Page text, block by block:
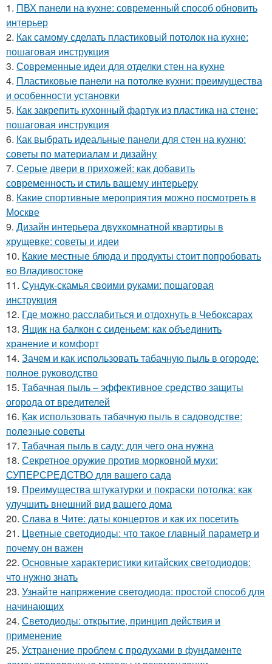
1. ПВХ панели на кухне: современный способ обновить
интерьер
2. Как самому сделать пластиковый потолок на кухне:
пошаговая инструкция
3. Современные идеи для отделки стен на кухне
4. Пластиковые панели на потолке кухни: преимущества
и особенности установки
5. Как закрепить кухонный фартук из пластика на стене:
пошаговая инструкция
6. Как выбрать идеальные панели для стен на кухню:
советы по материалам и дизайну
7. Серые двери в прихожей: как добавить
современность и стиль вашему интерьеру
8. Какие спортивные мероприятия можно посмотреть в
Москве
9. Дизайн интерьера двухкомнатной квартиры в
хрущевке: советы и идеи
10. Какие местные блюда и продукты стоит попробовать
во Владивостоке
11. Сундук-скамья своими руками: пошаговая
инструкция
12. Где можно расслабиться и отдохнуть в Чебоксарах
13. Ящик на балкон с сиденьем: как объединить
хранение и комфорт
14. Зачем и как использовать табачную пыль в огороде:
полное руководство
15. Табачная пыль – эффективное средство защиты
огорода от вредителей
16. Как использовать табачную пыль в садоводстве:
полезные советы
17. Табачная пыль в саду: для чего она нужна
18. Секретное оружие против морковной мухи:
СУПЕРСРЕДСТВО для вашего сада
19. Преимущества штукатурки и покраски потолка: как
улучшить внешний вид вашего дома
20. Слава в Чите: даты концертов и как их посетить
21. Цветные светодиоды: что такое главный параметр и
почему он важен
22. Основные характеристики китайских светодиодов:
что нужно знать
23. Узнайте напряжение светодиода: простой способ для
начинающих
24. Светодиоды: открытие, принцип действия и
применение
25. Устранение проблем с продухами в фундаменте